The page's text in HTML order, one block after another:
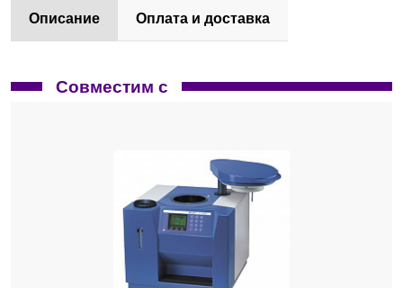
Контакты
Описание Оплата и доставка
Совместим с